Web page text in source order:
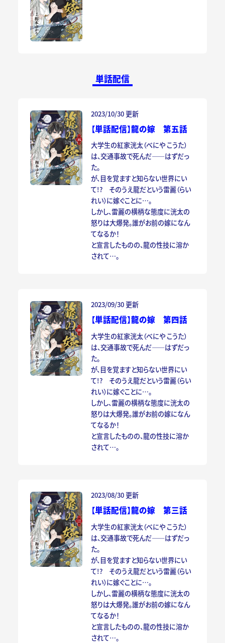
単話配信
2023/10/30 更新
【単話配信】龍の嫁 第五話
大学生の紅家洸太（べにや こうた）
は、交通事故で死んだ――はずだっ
た。
が、目を覚ますと知らない世界にい
て!? そのうえ龍だという雷麗（らい
れい）に嫁ぐことに…。
しかし、雷麗の横柄な態度に洸太の
怒りは大爆発。誰がお前の嫁になん
てなるか！
と宣言したものの、龍の性技に溶か
されて…。
2023/09/30 更新
【単話配信】龍の嫁 第四話
大学生の紅家洸太（べにや こうた）
は、交通事故で死んだ――はずだっ
た。
が、目を覚ますと知らない世界にい
て!? そのうえ龍だという雷麗（らい
れい）に嫁ぐことに…。
しかし、雷麗の横柄な態度に洸太の
怒りは大爆発。誰がお前の嫁になん
てなるか！
と宣言したものの、龍の性技に溶か
されて…。
2023/08/30 更新
【単話配信】龍の嫁 第三話
大学生の紅家洸太（べにや こうた）
は、交通事故で死んだ――はずだっ
た。
が、目を覚ますと知らない世界にい
て!? そのうえ龍だという雷麗（らい
れい）に嫁ぐことに…。
しかし、雷麗の横柄な態度に洸太の
怒りは大爆発。誰がお前の嫁になん
てなるか！
と宣言したものの、龍の性技に溶か
されて…。